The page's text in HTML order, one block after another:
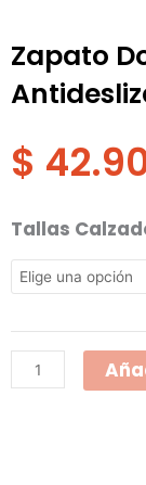
Zapato
$
Tallas
Zapato
Dotacion
Evacol
Antideslizante
Blanco